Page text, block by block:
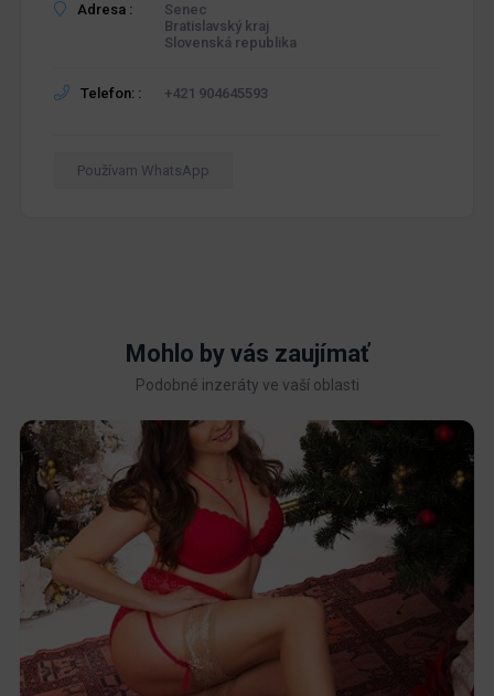
Adresa :
Senec
Bratislavský kraj
Slovenská republika
Telefon: : +421 904645593
Používam WhatsApp
Mohlo by vás zaujímať
Podobné inzeráty ve vaší oblasti